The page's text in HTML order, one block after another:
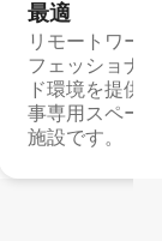
最⁠適
リモートワー
フェッショナ
ド環境を提供
事専用スペー
施設です。